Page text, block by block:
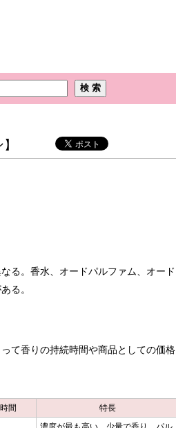
る。香水、オードパルファム、オード
る。
て香りの持続時間や商品としての価格
間
特長